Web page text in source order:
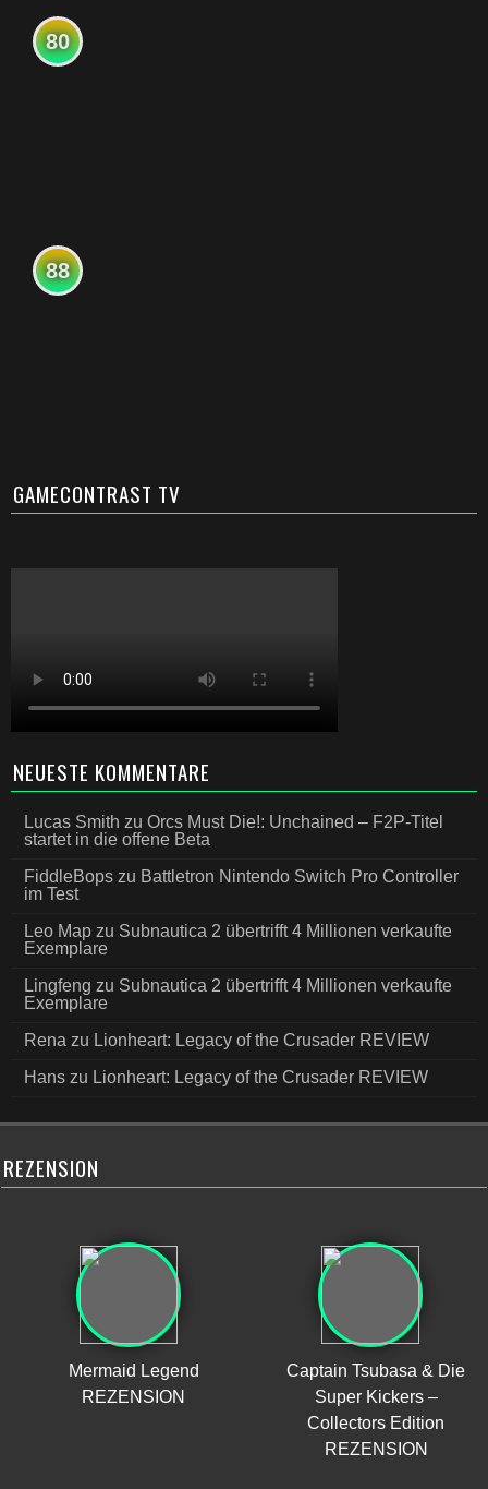
80
88
GAMECONTRAST TV
NEUESTE KOMMENTARE
Lucas Smith zu Orcs Must Die!: Unchained – F2P-Titel
startet in die offene Beta
FiddleBops zu Battletron Nintendo Switch Pro Controller
im Test
Leo Map zu Subnautica 2 übertrifft 4 Millionen verkaufte
Exemplare
Lingfeng zu Subnautica 2 übertrifft 4 Millionen verkaufte
Exemplare
Rena zu Lionheart: Legacy of the Crusader REVIEW
Hans zu Lionheart: Legacy of the Crusader REVIEW
REZENSION
Mermaid Legend
REZENSION
Captain Tsubasa & Die
Super Kickers –
Collectors Edition
REZENSION